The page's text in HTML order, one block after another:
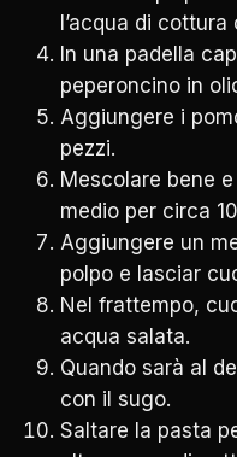
l’acqua di
In una padella
peperoncino in
Aggiungere i
pezzi.
Mescolare bene
medio per circa
Aggiungere un
polpo e lasciar
Nel frattempo,
acqua salata.
Quando sarà al
con il sugo.
Saltare la pasta